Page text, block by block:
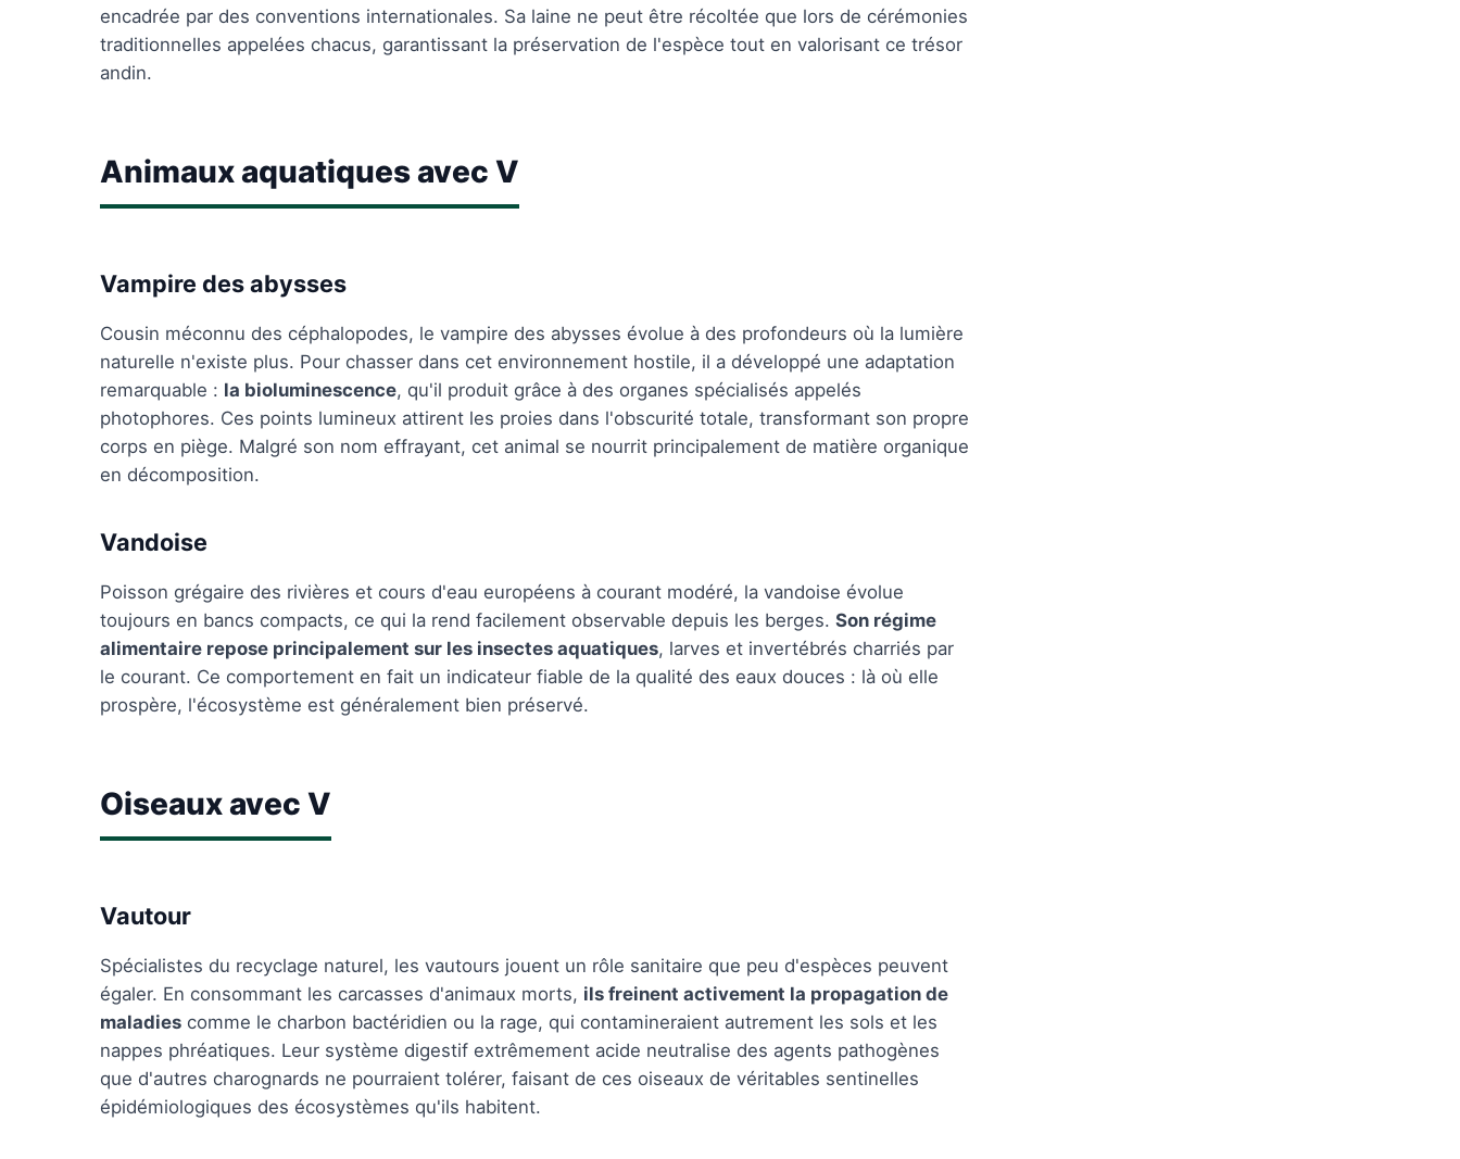
encadrée par des conventions internationales. Sa laine ne peut être récoltée que lors de cérémonies
traditionnelles appelées chacus, garantissant la préservation de l'espèce tout en valorisant ce trésor
andin.
Animaux aquatiques avec V
Vampire des abysses
Cousin méconnu des céphalopodes, le vampire des abysses évolue à des profondeurs où la lumière
naturelle n'existe plus. Pour chasser dans cet environnement hostile, il a développé une adaptation
remarquable : la bioluminescence, qu'il produit grâce à des organes spécialisés appelés
photophores. Ces points lumineux attirent les proies dans l'obscurité totale, transformant son propre
corps en piège. Malgré son nom effrayant, cet animal se nourrit principalement de matière organique
en décomposition.
Vandoise
Poisson grégaire des rivières et cours d'eau européens à courant modéré, la vandoise évolue
toujours en bancs compacts, ce qui la rend facilement observable depuis les berges. Son régime
alimentaire repose principalement sur les insectes aquatiques, larves et invertébrés charriés par
le courant. Ce comportement en fait un indicateur fiable de la qualité des eaux douces : là où elle
prospère, l'écosystème est généralement bien préservé.
Oiseaux avec V
Vautour
Spécialistes du recyclage naturel, les vautours jouent un rôle sanitaire que peu d'espèces peuvent
égaler. En consommant les carcasses d'animaux morts, ils freinent activement la propagation de
maladies comme le charbon bactéridien ou la rage, qui contamineraient autrement les sols et les
nappes phréatiques. Leur système digestif extrêmement acide neutralise des agents pathogènes
que d'autres charognards ne pourraient tolérer, faisant de ces oiseaux de véritables sentinelles
épidémiologiques des écosystèmes qu'ils habitent.